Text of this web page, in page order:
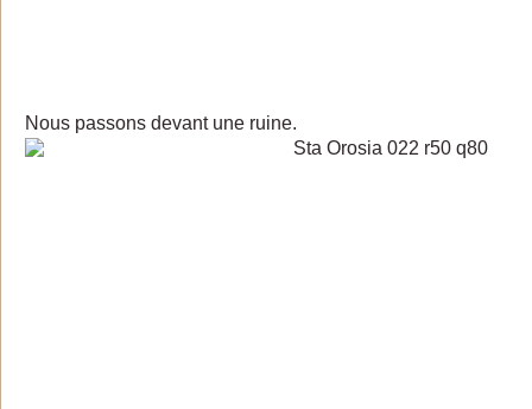
Nous passons devant une ruine.